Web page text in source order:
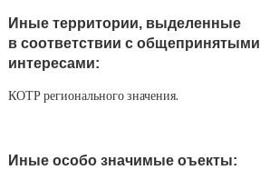
Иные территории, выделенные
в соответствии с общепринятыми
интересами:
КОТР регионального значения.
Иные особо значимые оъекты: